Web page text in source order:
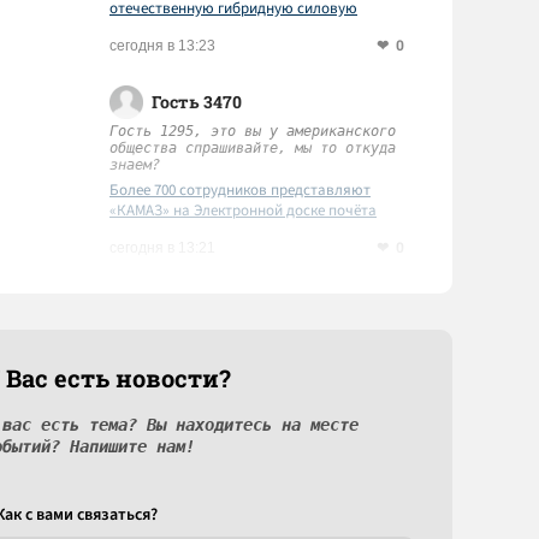
отечественную гибридную силовую
сегодня в 13:23 0
Гость 3470
Гость 1295, это вы у американского
общества спрашивайте, мы то откуда
знаем?
Более 700 сотрудников представляют
«КАМАЗ» на Электронной доске почёта
есть новости?
есть тема? Вы находитесь на месте
Напишите нам!
c вами связаться?